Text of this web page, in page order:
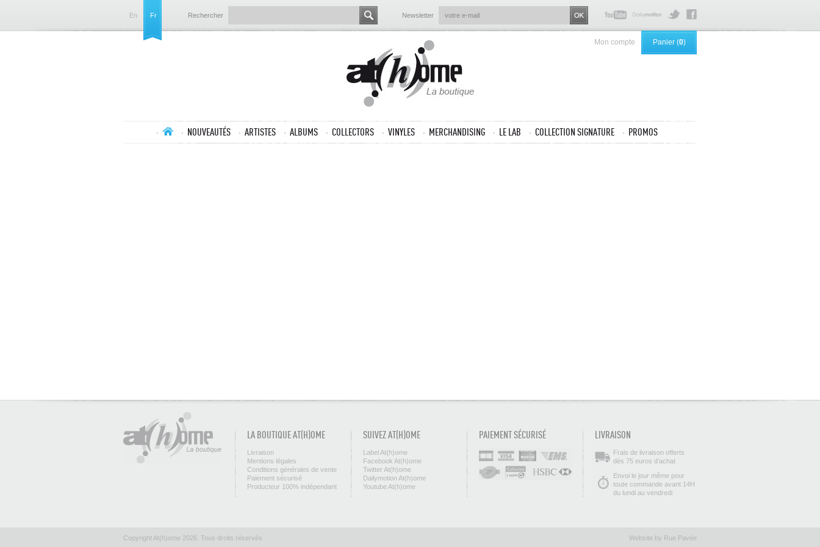
En Fr Rechercher Newsletter
Mon compte Panier (0)
NOUVEAUTÉS ARTISTES ALBUMS COLLECTORS VINYLES MERCHANDISING LE LAB COLLECTION SIGNATURE PROMOS
LA BOUTIQUE AT(H)OME
Livraison
Mentions légales
Conditions générales de vente
Paiement sécurisé
Producteur 100% indépendant
SUIVEZ AT(H)OME
Label At(h)ome
Facebook At(h)ome
Twitter At(h)ome
Dailymotion At(h)ome
Youtube At(h)ome
PAIEMENT SÉCURISÉ LIVRAISON
Frais de livraison offerts
dès 75 euros d’achat
Envoi le jour même pour
toute commande avant 14H
du lundi au vendredi
Copyright At(h)ome 2026. Tous droits réservés Website by Rue Pavée